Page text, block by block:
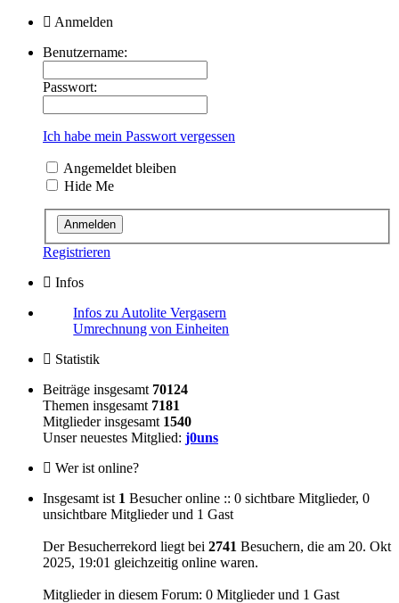
Anmelden
Benutzername:
Passwort:
Ich habe mein Passwort vergessen
Angemeldet bleiben
Hide Me
Registrieren
Infos
Infos zu Autolite Vergasern
Umrechnung von Einheiten
Statistik
Beiträge insgesamt 70124
Themen insgesamt 7181
Mitglieder insgesamt 1540
Unser neuestes Mitglied: j0uns
Wer ist online?
Insgesamt ist 1 Besucher online :: 0 sichtbare Mitglieder, 0
unsichtbare Mitglieder und 1 Gast
Der Besucherrekord liegt bei 2741 Besuchern, die am 20. Okt
2025, 19:01 gleichzeitig online waren.
Mitglieder in diesem Forum: 0 Mitglieder und 1 Gast